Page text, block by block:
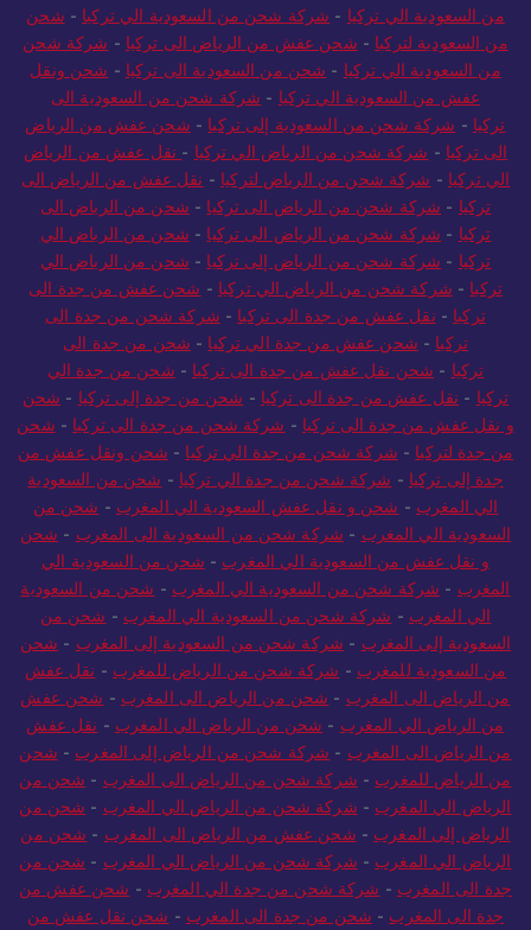
من السعودية الي تركيا - شركة شحن من السعودية الي تركيا - شحن
من السعودية لتركيا - شحن عفش من الرياض الى تركيا - شركة شحن
من السعودية الي تركيا - شحن من السعودية الى تركيا - شحن ونقل
عفش من السعودية الي تركيا - شركة شحن من السعودية الى
تركيا - شركة شحن من السعودية إلى تركيا - شحن عفش من الرياض
الى تركيا - شركة شحن من الرياض الي تركيا - نقل عفش من الرياض
الي تركيا - شركة شحن من الرياض لتركيا - نقل عفش من الرياض الى
تركيا - شركة شحن من الرياض الى تركيا - شحن من الرياض الى
تركيا - شركة شحن من الرياض الى تركيا - شحن من الرياض الي
تركيا - شركة شحن من الرياض إلى تركيا - شحن من الرياض الي
تركيا - شركة شحن من الرياض الي تركيا - شحن عفش من جدة الى
تركيا - نقل عفش من جدة الى تركيا - شركة شحن من جدة الى
تركيا - شحن عفش من جدة الي تركيا - شحن من جدة الى
تركيا - شحن نقل عفش من جدة الى تركيا - شحن من جدة الي
تركيا - نقل عفش من جدة الى تركيا - شحن من جدة إلى تركيا - شحن
و نقل عفش من جدة الى تركيا - شركة شحن من جدة الى تركيا - شحن
من جدة لتركيا - شركة شحن من جدة الي تركيا - شحن ونقل عفش من
جدة إلى تركيا - شركة شحن من جدة الي تركيا - شحن من السعودية
الي المغرب - شحن و نقل عفش السعودية الي المغرب - شحن من
السعودية الي المغرب - شركة شحن من السعودية الى المغرب - شحن
و نقل عفش من السعودية الي المغرب - شحن من السعودية الي
المغرب - شركة شحن من السعودية الي المغرب - شحن من السعودية
الي المغرب - شركة شحن من السعودية الي المغرب - شحن من
السعودية إلى المغرب - شركة شحن من السعودية إلى المغرب - شحن
من السعودية للمغرب - شركة شحن من الرياض للمغرب - نقل عفش
من الرياض الى المغرب - شحن من الرياض الى المغرب - شحن عفش
من الرياض الي المغرب - شحن من الرياض الي المغرب - نقل عفش
من الرياض الى المغرب - شركة شحن من الرياض إلى المغرب - شحن
من الرياض للمغرب - شركة شحن من الرياض الى المغرب - شحن من
الرياض الي المغرب - شركة شحن من الرياض الي المغرب - شحن من
الرياض إلى المغرب - شحن عفش من الرياض الى المغرب - شحن من
الرياض الي المغرب - شركة شحن من الرياض الي المغرب - شحن من
جدة الى المغرب - شركة شحن من جدة الي المغرب - شحن عفش من
جدة الى المغرب - شحن من جدة الى المغرب - شحن نقل عفش من